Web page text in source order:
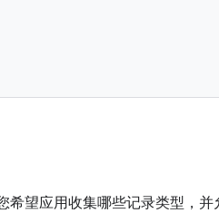
希望应用收集哪些记录类型，并